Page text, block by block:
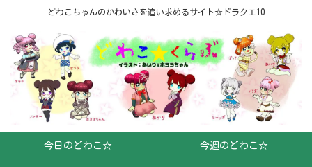
どわこちゃんのかわいさを追い求めるサイト☆ドラクエ10
今日のどわこ☆ 今週のどわこ☆